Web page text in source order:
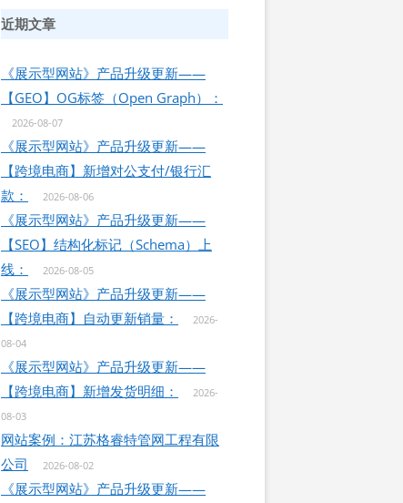
近期文章
《展示型网站》产品升级更新——
【GEO】OG标签（Open Graph）：
2026-08-07
《展示型网站》产品升级更新——
【跨境电商】新增对公支付/银行汇
款：
2026-08-06
《展示型网站》产品升级更新——
【SEO】结构化标记（Schema）上
线：
2026-08-05
《展示型网站》产品升级更新——
【跨境电商】自动更新销量：
2026-
08-04
《展示型网站》产品升级更新——
【跨境电商】新增发货明细：
2026-
08-03
网站案例：江苏格睿特管网工程有限
公司
2026-08-02
《展示型网站》产品升级更新——